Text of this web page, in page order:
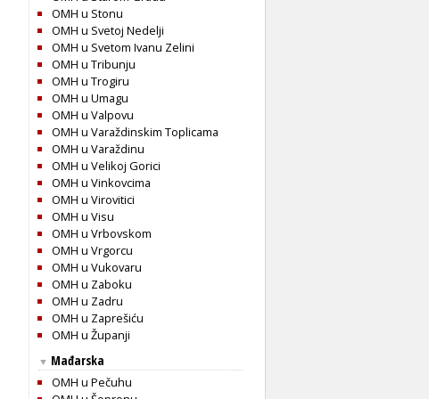
OMH u Stonu
OMH u Svetoj Nedelji
OMH u Svetom Ivanu Zelini
OMH u Tribunju
OMH u Trogiru
OMH u Umagu
OMH u Valpovu
OMH u Varaždinskim Toplicama
OMH u Varaždinu
OMH u Velikoj Gorici
OMH u Vinkovcima
OMH u Virovitici
OMH u Visu
OMH u Vrbovskom
OMH u Vrgorcu
OMH u Vukovaru
OMH u Zaboku
OMH u Zadru
OMH u Zaprešiću
OMH u Županji
▼ Mađarska
OMH u Pečuhu